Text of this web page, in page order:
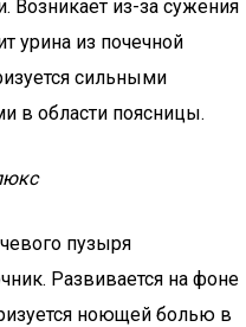
Возникает из-за сужения
урина из почечной
сильными
области поясницы.
пузыря
Развивается на фоне
ноющей болью в